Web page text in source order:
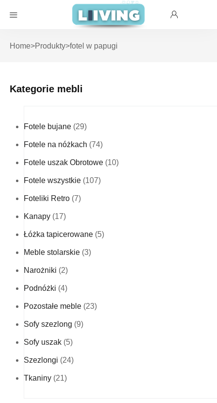
Home>Produkty>fotel w papugi
Kategorie mebli
Fotele bujane (29)
Fotele na nóżkach (74)
Fotele uszak Obrotowe (10)
Fotele wszystkie (107)
Foteliki Retro (7)
Kanapy (17)
Łóżka tapicerowane (5)
Meble stolarskie (3)
Narożniki (2)
Podnóżki (4)
Pozostałe meble (23)
Sofy szezlong (9)
Sofy uszak (5)
Szezlongi (24)
Tkaniny (21)